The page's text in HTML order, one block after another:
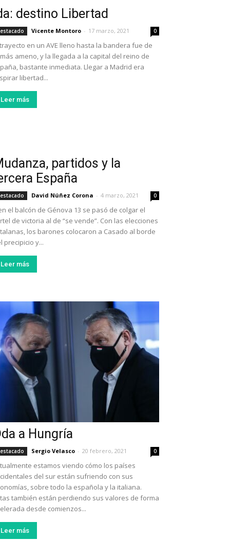
destino Libertad
Vicente Montoro - 17 marzo, 2021 0
en un AVE lleno hasta la bandera fue de
ameno, y la llegada a la capital del reino de
bastante inmediata. Llegar a Madrid era
libertad...
Leer más
partidos y la
España
David Núñez Corona - 4 marzo, 2021 0
el balcón de Génova 13 se pasó de colgar el
de victoria al de “se vende”. Con las elecciones
los barones colocaron a Casado al borde
precipicio y...
Leer más
a Hungría
Sergio Velasco - 20 febrero, 2021 0
estamos viendo cómo los países
del sur están sufriendo con sus
sobre todo la española y la italiana.
también están perdiendo sus valores de forma
desde comienzos...
Leer más